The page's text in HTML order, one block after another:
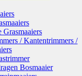
Grasmaaiers
/ Kantentrimmers /
Bosmaaier